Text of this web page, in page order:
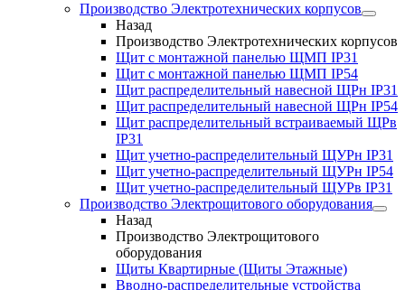
Производство Электротехнических корпусов
Назад
Производство Электротехнических корпусов
Щит с монтажной панелью ЩМП IP31
Щит с монтажной панелью ЩМП IP54
Щит распределительный навесной ЩРн IP31
Щит распределительный навесной ЩРн IP54
Щит распределительный встраиваемый ЩРв
IP31
Щит учетно-распределительный ЩУРн IP31
Щит учетно-распределительный ЩУРн IP54
Щит учетно-распределительный ЩУРв IP31
Производство Электрощитового оборудования
Назад
Производство Электрощитового
оборудования
Щиты Квартирные (Щиты Этажные)
Вводно-распределительные устройства